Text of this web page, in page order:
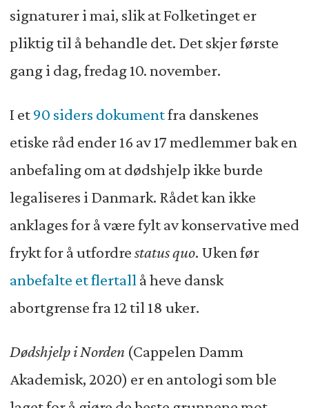
signaturer i mai, slik at Folketinget er
pliktig til å behandle det. Det skjer første
gang i dag, fredag 10. november.
I et90 siders dokumentfra danskenes
etiske råd ender 16 av 17 medlemmer bak en
anbefaling om at dødshjelp ikke burde
legaliseres i Danmark. Rådet kan ikke
anklages for å være fylt av konservative med
frykt for å utfordrestatus quo. Uken før
anbefalte et flertall å heve dansk
abortgrense fra 12 til 18 uker.
Dødshjelp i Norden (Cappelen Damm
Akademisk, 2020) er en antologi som ble